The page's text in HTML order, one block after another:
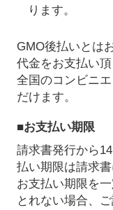
ります。
GMO後払いとは
代金をお支払い頂
全国のコンビニ
だけます。
■お支払い期限
請求書発行から
払い期限は請求書
お支払い期限を
とれない場合、